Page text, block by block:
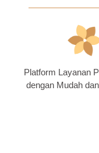
Platform Layanan
dengan Mudah